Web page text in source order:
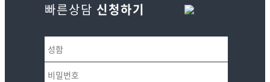
빠른상담 신청하기